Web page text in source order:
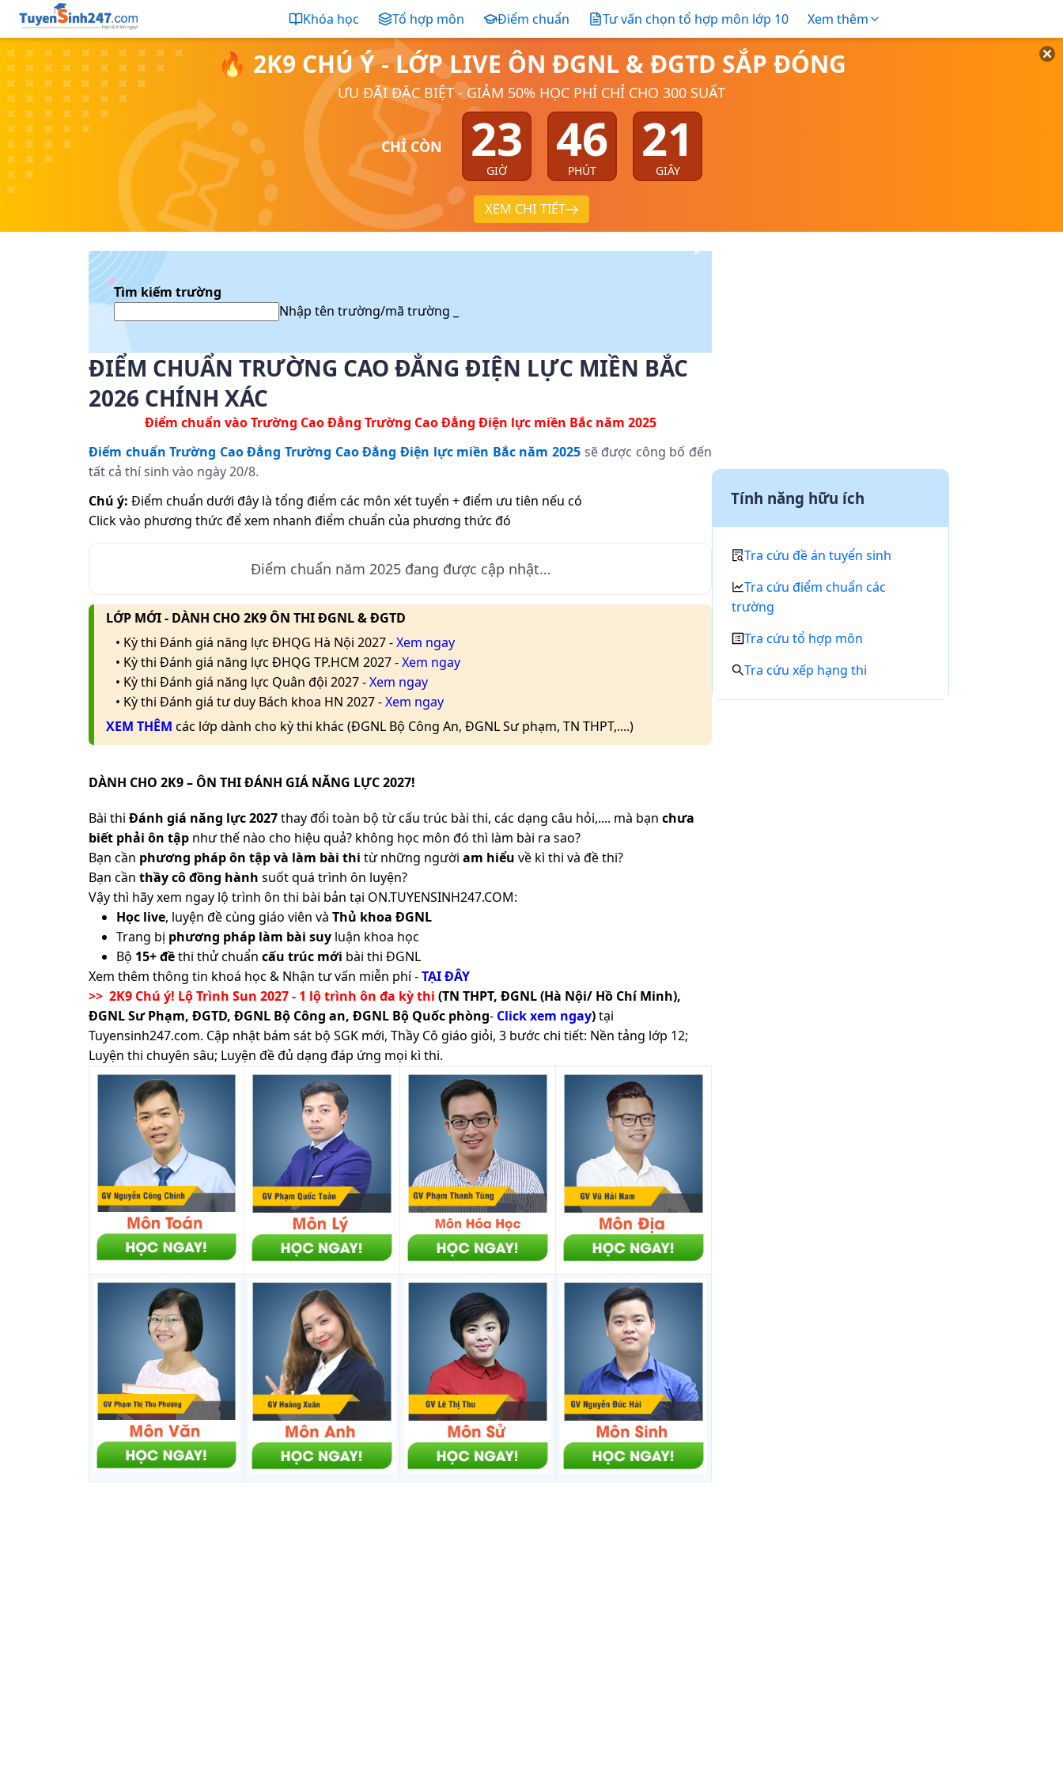
Khóa học Tổ hợp môn Điểm chuẩn Tư vấn chọn tổ hợp môn lớp 10 Xem thêm
🔥 2K9 CHÚ Ý - LỚP LIVE ÔN ĐGNL & ĐGTD SẮP ĐÓNG
ƯU ĐÃI ĐẶC BIỆT - GIẢM 50% HỌC PHÍ CHỈ CHO 300 SUẤT
CHỈ CÒN 23
GIỜ
46
PHÚT
21
GIÂY
XEM CHI TIẾT
Tìm kiếm trường
Nhập tên trường/mã trường _
ĐIỂM CHUẨN TRƯỜNG CAO ĐẲNG ĐIỆN LỰC MIỀN BẮC
2026 CHÍNH XÁC
Điểm chuẩn vào Trường Cao Đẳng Trường Cao Đẳng Điện lực miền Bắcnăm 2025
Điểm chuẩn Trường Cao Đẳng Trường Cao Đẳng Điện lực miền Bắc năm 2025sẽ được công bố đến
tất cả thí sinh vào ngày 20/8.
Chú ý: Điểm chuẩn dưới đây là tổng điểm các môn xét tuyển + điểm ưu tiên nếu có
Click vào phương thức để xem nhanh điểm chuẩn của phương thức đó
Điểm chuẩn năm 2025đang được cập nhật…
LỚP MỚI - DÀNH CHO 2K9 ÔN THI ĐGNL & ĐGTD
• Kỳ thi Đánh giá năng lực ĐHQG Hà Nội 2027 -Xem ngay
• Kỳ thi Đánh giá năng lực ĐHQG TP.HCM 2027 -Xem ngay
• Kỳ thi Đánh giá năng lực Quân đội 2027 -Xem ngay
• Kỳ thi Đánh giá tư duy Bách khoa HN 2027 -Xem ngay
XEM THÊM các lớp dành cho kỳ thi khác (ĐGNL Bộ Công An, ĐGNL Sư phạm, TN THPT,....)
DÀNH CHO 2K9 – ÔN THI ĐÁNH GIÁ NĂNG LỰC 2027!
Bài thi Đánh giá năng lực 2027thay đổi toàn bộ từ cấu trúc bài thi, các dạng câu hỏi,.... mà bạn chưa
biết phải ôn tập như thế nào cho hiệu quả? không học môn đó thì làm bài ra sao?
Bạn cần phương pháp ôn tập và làm bài thi từ những người am hiểu về kì thi và đề thi?
Bạn cần thầy cô đồng hành suốt quá trình ôn luyện?
Vậy thì hãy xem ngay lộ trình ôn thi bài bản tại ON.TUYENSINH247.COM:
Học live, luyện đề cùng giáo viên và Thủ khoa ĐGNL
Trang bị phương pháp làm bài suy luận khoa học
Bộ 15+ đềthi thử chuẩn cấu trúc mới bài thi ĐGNL
Xem thêm thông tin khoá học & Nhận tư vấn miễn phí -TẠI ĐÂY
>> 2K9 Chú ý! Lộ Trình Sun 2027 - 1 lộ trình ôn đa kỳ thi (TN THPT, ĐGNL (Hà Nội/ Hồ Chí Minh),
ĐGNL Sư Phạm, ĐGTD, ĐGNL Bộ Công an, ĐGNL Bộ Quốc phòng- Click xem ngay)tại
Tuyensinh247.com. Cập nhật bám sát bộ SGK mới, Thầy Cô giáo giỏi, 3 bước chi tiết: Nền tảng lớp 12;
Luyện thi chuyên sâu; Luyện đề đủ dạng đáp ứng mọi kì thi.
Tính năng hữu ích
Tra cứu đề án tuyển sinh
Tra cứu điểm chuẩn các
trường
Tra cứu tổ hợp môn
Tra cứu xếp hạng thi